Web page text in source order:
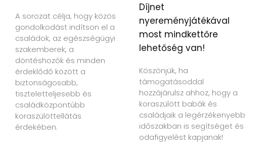
A sorozat célja, hogy közös
gondolkodást indítson el a
családok, az egészségügyi
szakemberek, a
döntéshozók és minden
érdeklődő között a
biztonságosabb,
tiszteletteljesebb és
családközpontúbb
koraszülöttellátás
érdekében.
Díjnet
nyereményjátékával
most mindkettőre
lehetőség van!
Köszönjük, ha
támogatásoddal
hozzájárulsz ahhoz, hogy a
koraszülött babák és
családjaik a legérzékenyebb
időszakban is segítséget és
odafigyelést kapjanak!